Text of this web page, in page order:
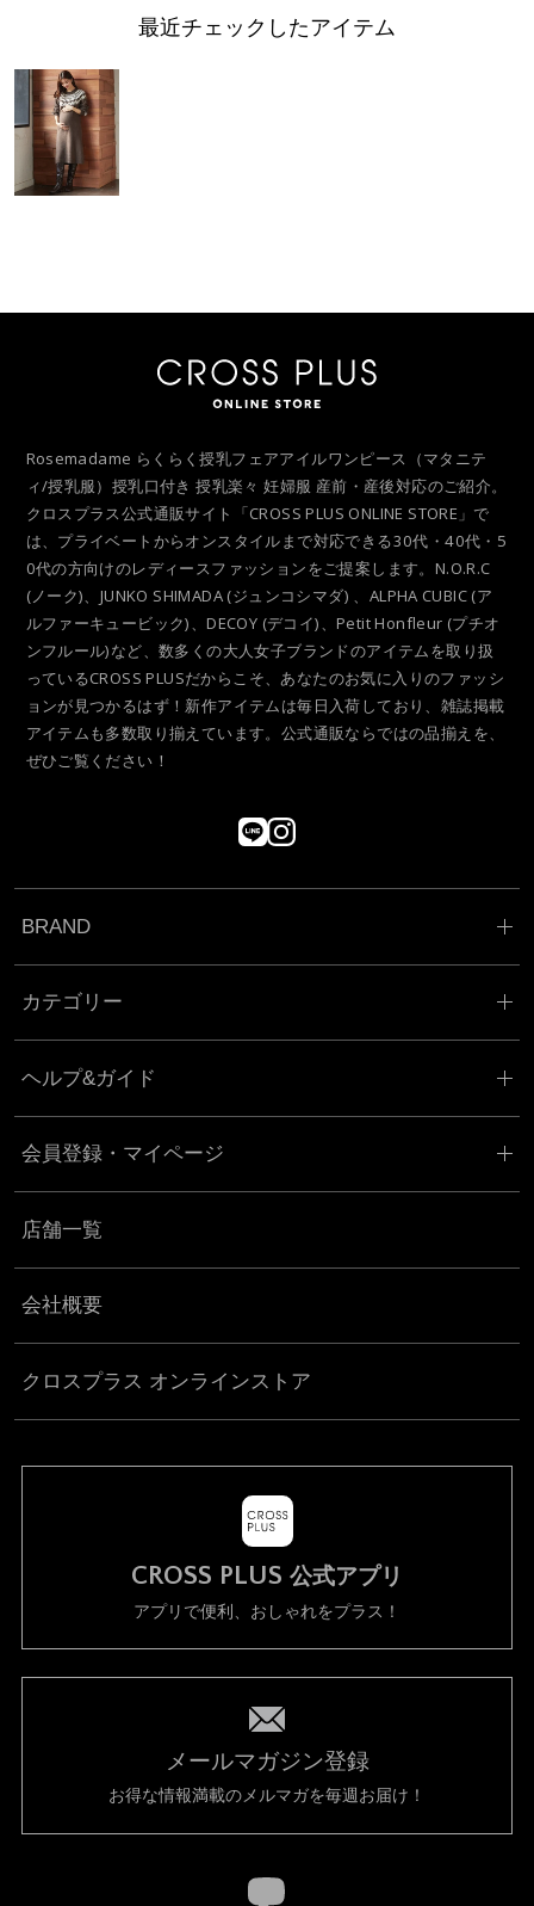
最近チェックしたアイテム
Rosemadame らくらく授乳フェアアイルワンピース（マタニテ
ィ/授乳服）授乳口付き 授乳楽々 妊婦服 産前・産後対応のご紹介。
クロスプラス公式通販サイト「CROSS PLUS ONLINE STORE」で
は、プライベートからオンスタイルまで対応できる30代・40代・5
0代の方向けのレディースファッションをご提案します。N.O.R.C
(ノーク)、JUNKO SHIMADA (ジュンコシマダ) 、ALPHA CUBIC (ア
ルファーキュービック)、DECOY (デコイ)、Petit Honfleur (プチオ
ンフルール)など、数多くの大人女子ブランドのアイテムを取り扱
っているCROSS PLUSだからこそ、あなたのお気に入りのファッシ
ョンが見つかるはず！新作アイテムは毎日入荷しており、雑誌掲載
アイテムも多数取り揃えています。公式通販ならではの品揃えを、
ぜひご覧ください！
BRAND
カテゴリー
ヘルプ&ガイド
会員登録・マイページ
店舗一覧
会社概要
クロスプラス オンラインストア
CROSS PLUS 公式アプリ
アプリで便利、おしゃれをプラス！
メールマガジン登録
お得な情報満載のメルマガを毎週お届け！